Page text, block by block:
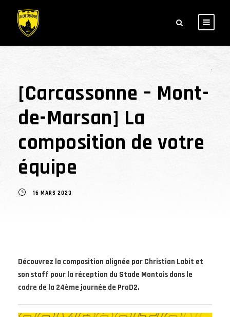
[Carcassonne – Mont-
de-Marsan] La
composition de votre
équipe
16 MARS 2023
Découvrez la composition alignée par Christian Labit et
son staff pour la réception du Stade Montois dans le
cadre de la 24ème journée de ProD2.